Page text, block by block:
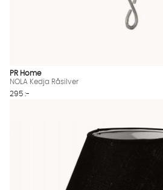
PR Home
NOLA Kedja Råsilver
295 :-